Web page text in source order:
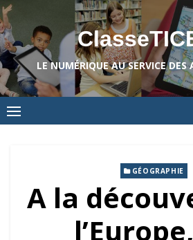
Skip
to
content
LE NUMÉRIQUE AU SERVICE DES
GÉOGRAPHIE
A la